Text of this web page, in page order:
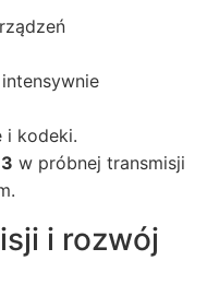
i kodeki.
w próbnej transmisji
i rozwój